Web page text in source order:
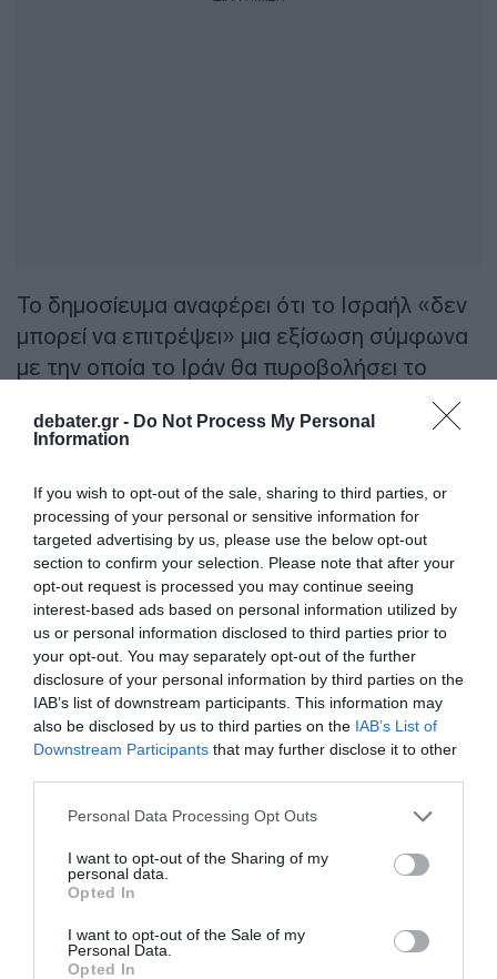
debater.gr - Do Not Process My Personal
Information
If you wish to opt-out of the sale, sharing to third parties, or
processing of your personal or sensitive information for
targeted advertising by us, please use the below opt-out
section to confirm your selection. Please note that after your
opt-out request is processed you may continue seeing
interest-based ads based on personal information utilized by
us or personal information disclosed to third parties prior to
your opt-out. You may separately opt-out of the further
disclosure of your personal information by third parties on the
IAB’s list of downstream participants. This information may
also be disclosed by us to third parties on the IAB’s List of
Downstream Participants that may further disclose it to other
Please note that this website/app uses one or more Google
not limited to your visit or usage behaviour. You may click to
grant or deny consent to Google and its third-party tags to
use your data for below specified purposes in below Google
consent section.
Personal Data Processing Opt Outs
I want to opt-out of the Sharing of my
personal data.
Opted In
I want to opt-out of the Sale of my
Personal Data.
Opted In
Το δημοσίευμα αναφέρει ότι το Ισραήλ «δεν
μπορεί να επιτρέψει» μια εξίσωση σύμφωνα
με την οποία το Ιράν θα πυροβολήσει το
Ισραήλ αφού το Ισραήλ επιτεθεί σε στόχους
της Χεζμπολάχ στη Βηρυτό. Σύμφωνα με
Νετανιάχου και ανώτεροι αξιωματούχοι θα
πραγματοποιήσουν σύντομα αξιολόγηση
ασφαλείας.
Προσθήκη ως προτεινόμενη
πηγή στην Google
Ειδήσεις σήμερα
Αυστρία: Νέο ρεκόρ υψηλής θερμοκρασίας,
με 41,2 βαθμούς Κελσίου
Ουκρανία: Οι οικογένειες με παιδιά
διατάχθηκαν να εκκενώσουν το
ΗΠΑ: Ο Ζούκερμπεργκ απολογήθηκε στην